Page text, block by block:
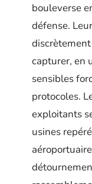
bouleverse
défense.
capturer, en
sensibles
protocoles.
exploitants
usines